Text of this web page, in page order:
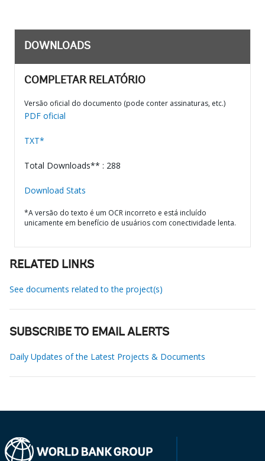
DOWNLOADS
COMPLETAR RELATÓRIO
Versão oficial do documento (pode conter assinaturas, etc.)
PDF oficial
TXT*
Total Downloads** : 288
Download Stats
*A versão do texto é um OCR incorreto e está incluído
unicamente em benefício de usuários com conectividade lenta.
RELATED LINKS
See documents related to the project(s)
SUBSCRIBE TO EMAIL ALERTS
Daily Updates of the Latest Projects & Documents